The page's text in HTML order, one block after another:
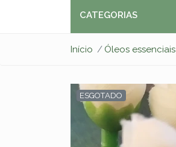
CATEGORIAS
Início Óleos essenciais
ESGOTADO